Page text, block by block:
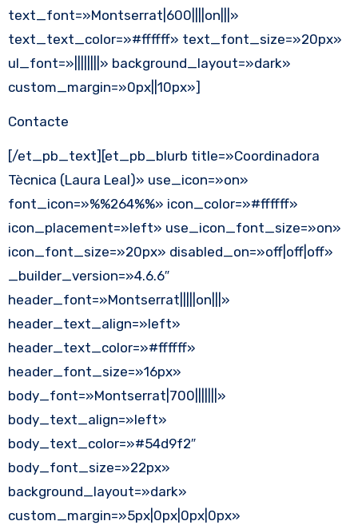
text_font=»Montserrat|600||||on|||»
text_text_color=»#ffffff» text_font_size=»20px»
ul_font=»||||||||» background_layout=»dark»
custom_margin=»0px||10px»]
Contacte
[/et_pb_text][et_pb_blurb title=»Coordinadora
Tècnica (Laura Leal)» use_icon=»on»
font_icon=»%%264%%» icon_color=»#ffffff»
icon_placement=»left» use_icon_font_size=»on»
icon_font_size=»20px» disabled_on=»off|off|off»
_builder_version=»4.6.6″
header_font=»Montserrat|||||on|||»
header_text_align=»left»
header_text_color=»#ffffff»
header_font_size=»16px»
body_font=»Montserrat|700|||||||»
body_text_align=»left»
body_text_color=»#54d9f2″
body_font_size=»22px»
background_layout=»dark»
custom_margin=»5px|0px|0px|0px»